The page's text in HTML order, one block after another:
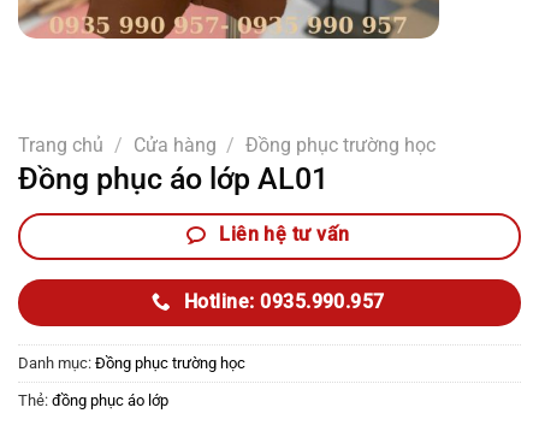
Trang chủ / Cửa hàng / Đồng phục trường học
Đồng phục áo lớp AL01
Liên hệ tư vấn
Hotline: 0935.990.957
Danh mục: Đồng phục trường học
Thẻ: đồng phục áo lớp